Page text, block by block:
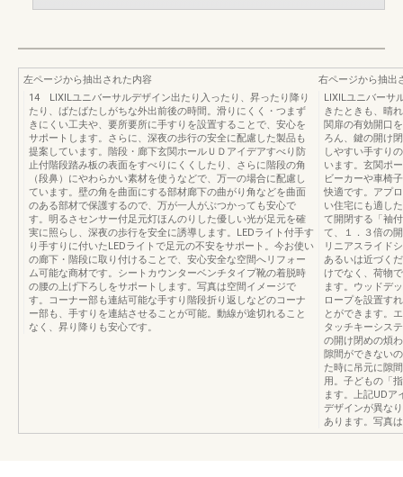
左ページから抽出された内容
14 LIXILユニバーサルデザイン出たり入ったり、昇ったり降り
たり、ばたばたしがちな外出前後の時間。滑りにくく・つまず
きにくい工夫や、要所要所に手すりを設置することで、安心を
サポートします。さらに、深夜の歩行の安全に配慮した製品も
提案しています。階段・廊下玄関ホールＵＤアイデアすべり防
止付階段踏み板の表面をすべりにくくしたり、さらに階段の角
（段鼻）にやわらかい素材を使うなどで、万一の場合に配慮し
ています。壁の角を曲面にする部材廊下の曲がり角などを曲面
のある部材で保護するので、万が一人がぶつかっても安心で
す。明るさセンサー付足元灯ほんのりした優しい光が足元を確
実に照らし、深夜の歩行を安全に誘導します。LEDライト付手す
り手すりに付いたLEDライトで足元の不安をサポート。今お使い
の廊下・階段に取り付けることで、安心安全な空間へリフォー
ム可能な商材です。シートカウンターベンチタイプ靴の着脱時
の腰の上げ下ろしをサポートします。写真は空間イメージで
す。コーナー部も連結可能な手すり階段折り返しなどのコーナ
ー部も、手すりを連結させることが可能。動線が途切れること
なく、昇り降りも安心です。
右ページから抽出
LIXILユニバーサ
きたときも、晴
関扉の有効開口
ろん、鍵の開け
しやすい手すり
います。玄関ポ
ビーカーや車椅
快適です。アプ
い住宅にも適し
て開閉する「袖
て、１．３倍の
リニアスライド
あるいは近づく
けでなく、荷物
ます。ウッドデ
ロープを設置す
とができます。
タッチキーシス
の開け閉めの煩
隙間ができない
た時に吊元に隙
用。子どもの「
ます。上記UDア
デザインが異な
あります。写真